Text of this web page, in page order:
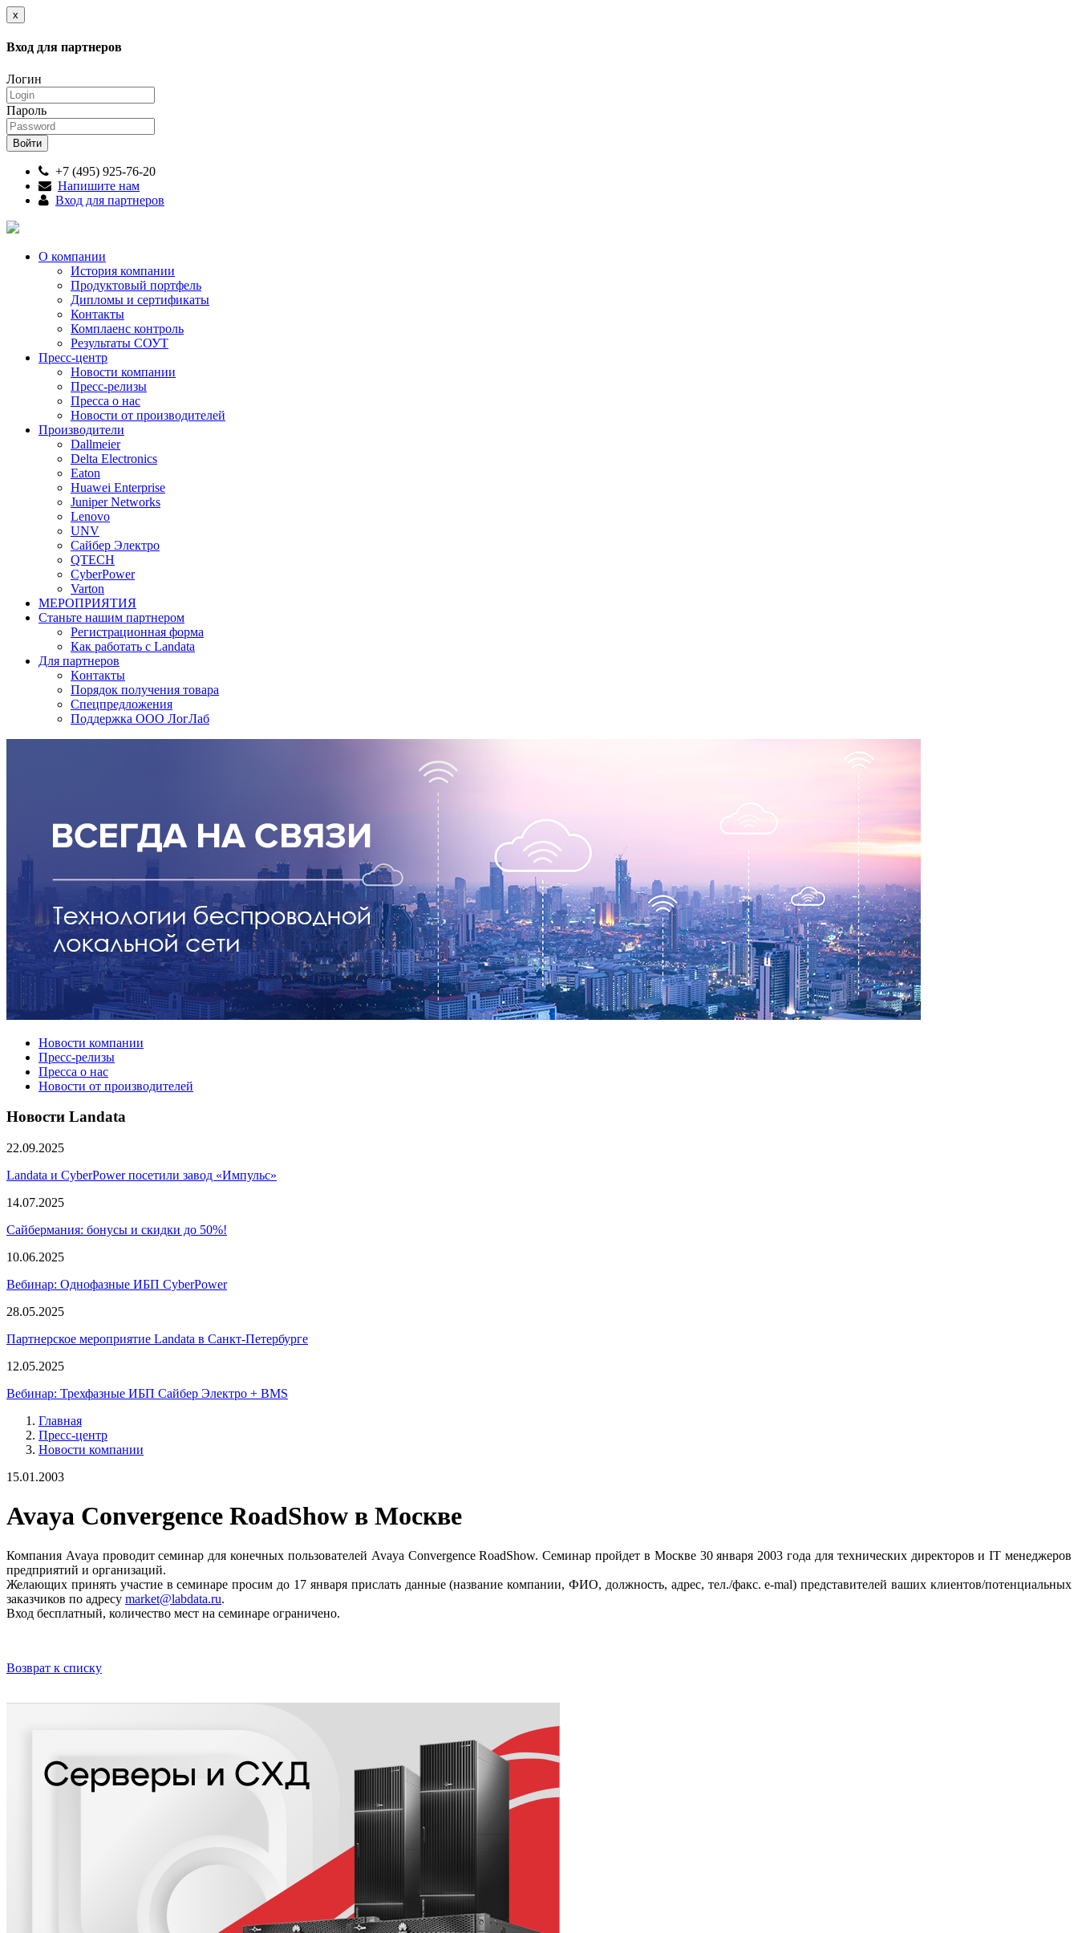
x
Вход для партнеров
Логин
Пароль
+7 (495) 925-76-20
Напишите нам
Вход для партнеров
О компании
История компании
Продуктовый портфель
Дипломы и сертификаты
Контакты
Комплаенс контроль
Результаты СОУТ
Пресс-центр
Новости компании
Пресс-релизы
Пресса о нас
Новости от производителей
Производители
Dallmeier
Delta Electronics
Eaton
Huawei Enterprise
Juniper Networks
Lenovo
UNV
Сайбер Электро
QTECH
CyberPower
Varton
МЕРОПРИЯТИЯ
Станьте нашим партнером
Регистрационная форма
Как работать с Landata
Для партнеров
Кoнтaкты
Порядок получения товара
Спецпредложения
Поддержка ООО ЛогЛаб
Новости компании
Пресс-релизы
Пресса о нас
Новости от производителей
Новости Landata
22.09.2025
Landata и CyberPower посетили завод «Импульс»
14.07.2025
Сайбермания: бонусы и скидки до 50%!
10.06.2025
Вебинар: Однофазные ИБП CyberPower
28.05.2025
Партнерское мероприятие Landata в Санкт-Петербурге
12.05.2025
Вебинар: Трехфазные ИБП Сайбер Электро + BMS
Главная
Пресс-центр
Новости компании
15.01.2003
Avaya Convergence RoadShow в Москве
Компания Avaya проводит семинар для конечных пользователей Avaya Convergence RoadShow. Семинар пройдет в Москве 30 января 2003 года для технических директоров и IT менеджеров
предприятий и организаций.
Желающих принять участие в семинаре просим до 17 января прислать данные (название компании, ФИО, должность, адрес, тел./факс. e-mal) представителей ваших клиентов/потенциальных
заказчиков по адресу market@labdata.ru.
Вход бесплатный, количество мест на семинаре ограничено.
Возврат к списку